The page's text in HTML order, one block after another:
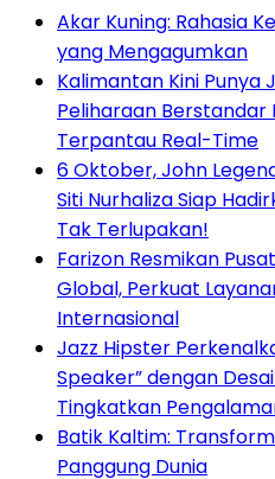
Akar Kuning: Rahasia
yang Mengagumkan
Kalimantan Kini Punya
Peliharaan Berstandar
Terpantau Real-Time
6 Oktober, John
Siti Nurhaliza Siap
Tak Terlupakan!
Farizon Resmikan
Global, Perkuat
Internasional
Jazz Hipster
Speaker” dengan
Tingkatkan
Batik Kaltim:
Panggung Dunia